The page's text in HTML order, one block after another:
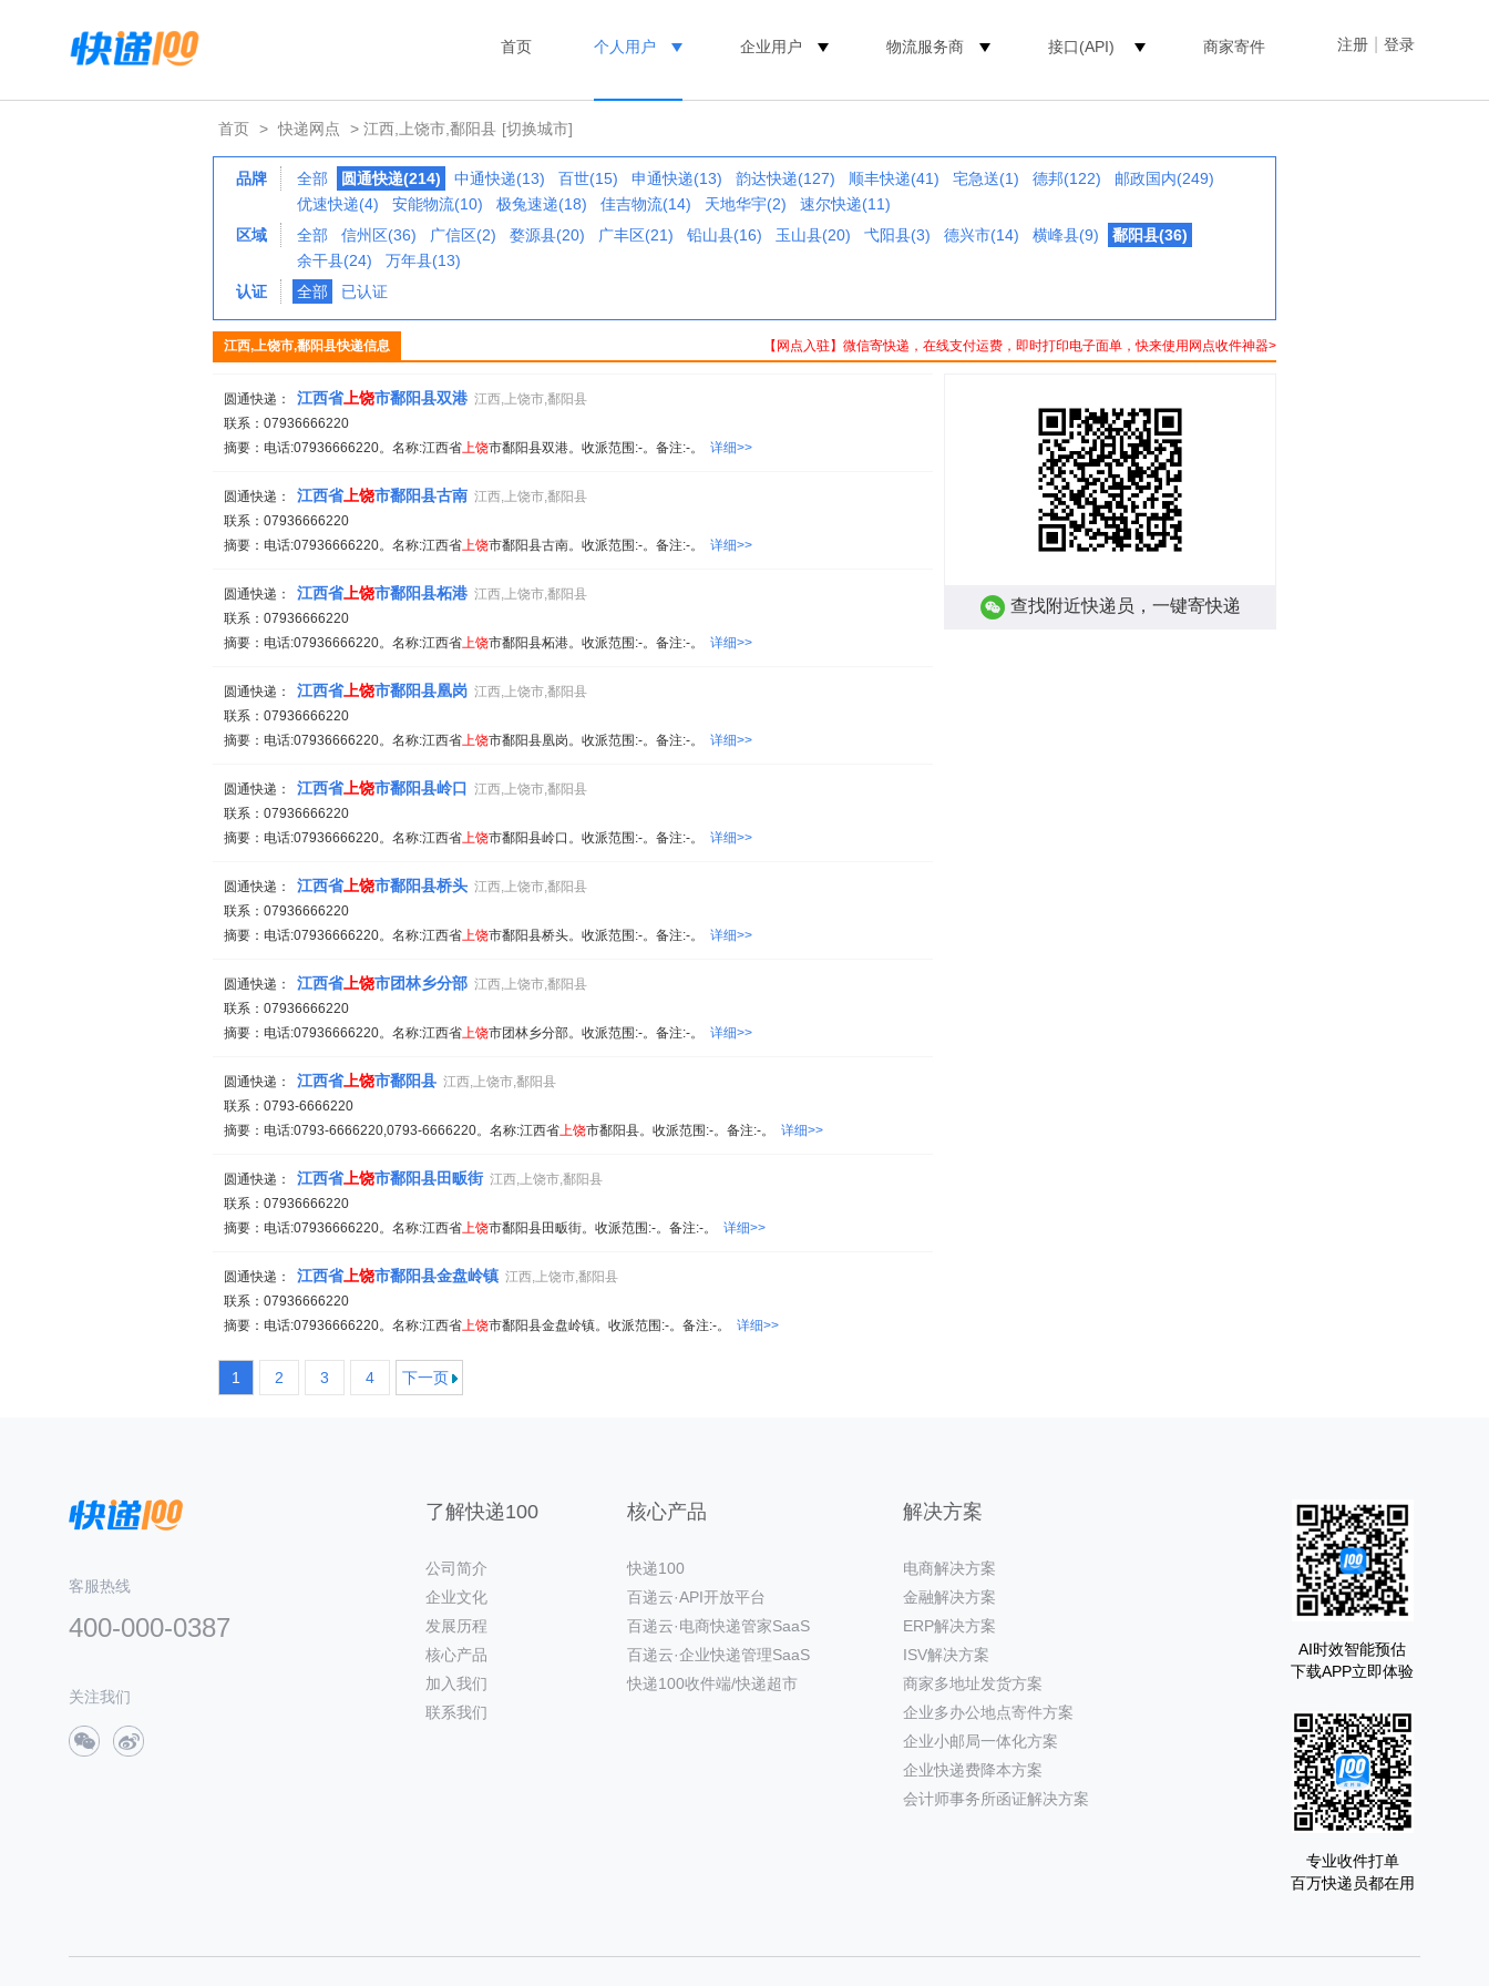
注册 登录
首页 个人用户 企业用户 物流服务商 接口(API) 商家寄件
首页 > 快递网点 > 江西,上饶市,鄱阳县 [切换城市]
品牌 全部 圆通快递(214) 中通快递(13) 百世(15) 申通快递(13) 韵达快递(127) 顺丰快递(41) 宅急送(1) 德邦(122)
邮政国内(249)
优速快递(4)
安能物流(10) 极兔速递(18) 佳吉物流(14) 天地华宇(2)
速尔快递(11)
区域
全部 信州区(36) 广信区(2) 婺源县(20) 广丰区(21) 铅山县(16) 玉山县(20) 弋阳县(3) 德兴市(14) 横峰县(9)
鄱阳县(36)
余干县(24)
万年县(13)
认证
全部 已认证
【网点入驻】微信寄快递，在线支付运费，即时打印电子面单，快来使用网点收件神器>
江西,上饶市,鄱阳县快递信息
圆通快递： 江西省上饶市鄱阳县双港 江西,上饶市,鄱阳县
联系：07936666220
摘要：电话:07936666220。名称:江西省上饶市鄱阳县双港。收派范围:-。备注:-。 详细>>
圆通快递： 江西省上饶市鄱阳县古南 江西,上饶市,鄱阳县
联系：07936666220
摘要：电话:07936666220。名称:江西省上饶市鄱阳县古南。收派范围:-。备注:-。 详细>>
圆通快递： 江西省上饶市鄱阳县柘港 江西,上饶市,鄱阳县
联系：07936666220
摘要：电话:07936666220。名称:江西省上饶市鄱阳县柘港。收派范围:-。备注:-。 详细>>
圆通快递： 江西省上饶市鄱阳县凰岗 江西,上饶市,鄱阳县
联系：07936666220
摘要：电话:07936666220。名称:江西省上饶市鄱阳县凰岗。收派范围:-。备注:-。 详细>>
圆通快递： 江西省上饶市鄱阳县岭口 江西,上饶市,鄱阳县
联系：07936666220
摘要：电话:07936666220。名称:江西省上饶市鄱阳县岭口。收派范围:-。备注:-。 详细>>
圆通快递： 江西省上饶市鄱阳县桥头 江西,上饶市,鄱阳县
联系：07936666220
摘要：电话:07936666220。名称:江西省上饶市鄱阳县桥头。收派范围:-。备注:-。 详细>>
圆通快递： 江西省上饶市团林乡分部 江西,上饶市,鄱阳县
联系：07936666220
摘要：电话:07936666220。名称:江西省上饶市团林乡分部。收派范围:-。备注:-。 详细>>
圆通快递： 江西省上饶市鄱阳县 江西,上饶市,鄱阳县
联系：0793-6666220
摘要：电话:0793-6666220,0793-6666220。名称:江西省上饶市鄱阳县。收派范围:-。备注:-。 详细>>
圆通快递： 江西省上饶市鄱阳县田畈街 江西,上饶市,鄱阳县
联系：07936666220
摘要：电话:07936666220。名称:江西省上饶市鄱阳县田畈街。收派范围:-。备注:-。 详细>>
圆通快递： 江西省上饶市鄱阳县金盘岭镇 江西,上饶市,鄱阳县
联系：07936666220
摘要：电话:07936666220。名称:江西省上饶市鄱阳县金盘岭镇。收派范围:-。备注:-。 详细>>
1 2 3 4 下一页
查找附近快递员，一键寄快递
客服热线
400-000-0387
关注我们
了解快递100
公司简介
企业文化
发展历程
核心产品
加入我们
联系我们
核心产品
快递100
百递云·API开放平台
百递云·电商快递管家SaaS
百递云·企业快递管理SaaS
快递100收件端/快递超市
解决方案
电商解决方案
金融解决方案
ERP解决方案
ISV解决方案
商家多地址发货方案
企业多办公地点寄件方案
企业小邮局一体化方案
企业快递费降本方案
会计师事务所函证解决方案
AI时效智能预估
下载APP立即体验
专业收件打单
百万快递员都在用